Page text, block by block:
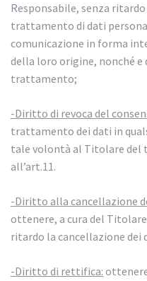
Responsabile, senza
trattamento di dati
comunicazione in forma
della loro origine, nonché e
trattamento;
-Diritto di revoca del
trattamento dei dati in
tale volontà al Titolare del
all’art.11.
-Diritto alla cancellazione
ottenere, a cura del
ritardo la cancellazione dei
-Diritto di rettifica: